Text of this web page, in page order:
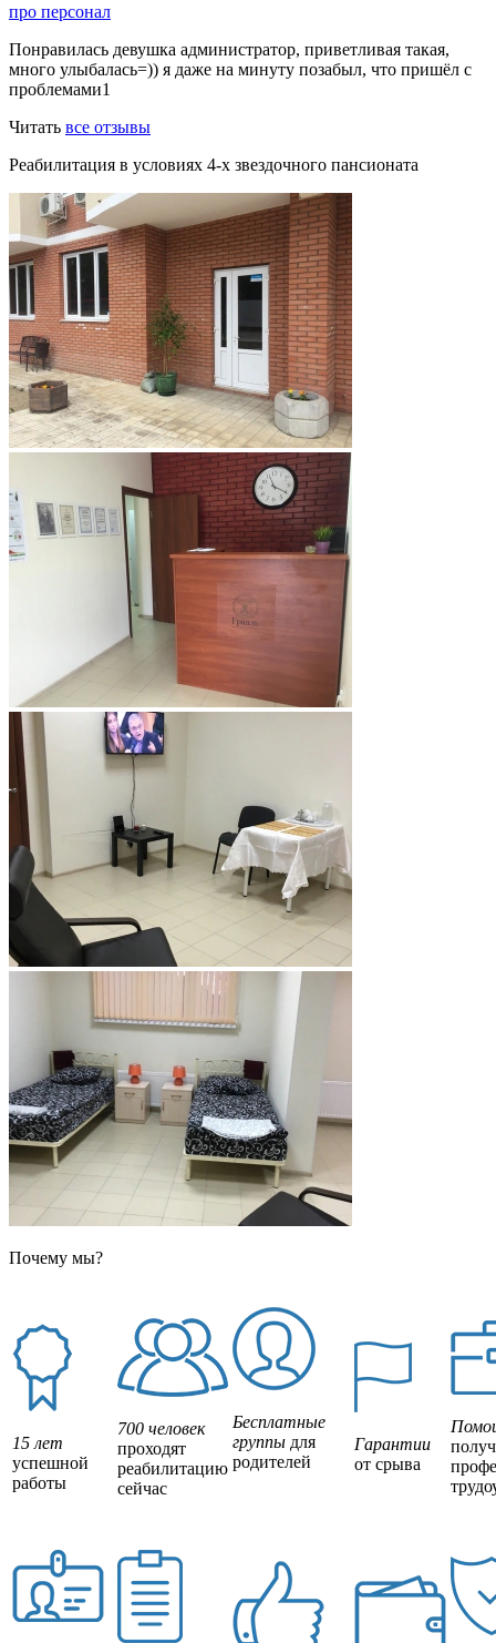
про персонал
Понравилась девушка администратор, приветливая такая,
много улыбалась=)) я даже на минуту позабыл, что пришёл с
проблемами1
Читать все отзывы
Реабилитация в условиях 4-х звездочного пансионата
Почему мы?
15 лет
успешной
работы
700 человек
проходят
реабилитацию
сейчас
Бесплатные
группы для
родителей
Гарантии
от срыва